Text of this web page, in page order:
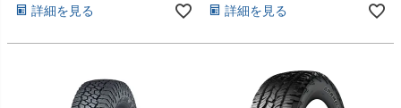
詳細を見る 詳細を見る